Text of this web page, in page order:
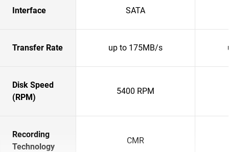
Interface SATA
Transfer Rate up to 175MB/s
Disk Speed
(RPM)
5400 RPM
Recording
Technology
CMR